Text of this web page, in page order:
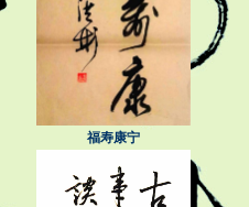
福寿康宁